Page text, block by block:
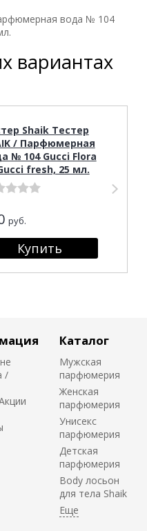
вода № 104
вариантах
Shaik Тестер
/ Парфюмерная
№ 104 Gucci Flora
fresh, 25 мл.
руб.
/
Каталог
Мужская
парфюмерия
Женская
парфюмерия
Унисекс
парфюмерия
Детская
парфюмерия
Body лосьон
для тела Shaik